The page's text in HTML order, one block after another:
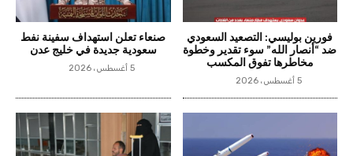
فورين بوليسي: التصعيد السعودي
ضد “أنصار الله” سوء تقدير وخطوة
مخاطرها تفوق المكسب
5 أغسطس، 2026
صنعاء تعلن استهداف سفينة نفط
سعودية جديدة في خليج عدن
5 أغسطس، 2026